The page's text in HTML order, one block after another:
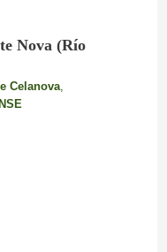
Nova (Río
Celanova,